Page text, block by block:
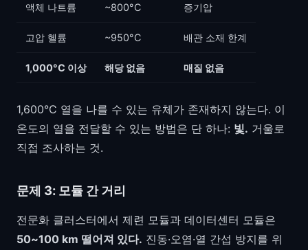
액체 나트륨 ~800°C 증기압
고압 헬륨 ~950°C 배관 소재 한계
1,000°C 이상 해당 없음 매질 없음
1,600°C 열을 나를 수 있는 유체가 존재하지 않는다. 이
온도의 열을 전달할 수 있는 방법은 단 하나: 빛. 거울로
직접 조사하는 것.
문제 3: 모듈 간 거리
전문화 클러스터에서 제련 모듈과 데이터센터 모듈은
50~100 km 떨어져 있다. 진동·오염·열 간섭 방지를 위